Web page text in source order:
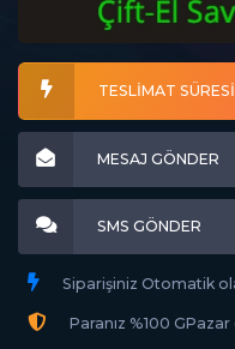
TESLİMAT
MESAJ GÖNDER
SMS GÖNDER
Siparişiniz Otomatik
Paranız %100